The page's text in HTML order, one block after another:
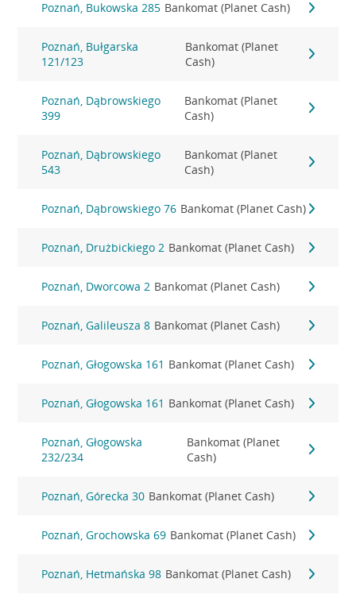
Poznań, Bukowska 285 Bankomat (Planet Cash)
Poznań, Bułgarska
121/123
Bankomat (Planet
Cash)
Poznań, Dąbrowskiego
399
Bankomat (Planet
Cash)
Poznań, Dąbrowskiego
543
Bankomat (Planet
Cash)
Poznań, Dąbrowskiego 76 Bankomat (Planet Cash)
Poznań, Drużbickiego 2 Bankomat (Planet Cash)
Poznań, Dworcowa 2 Bankomat (Planet Cash)
Poznań, Galileusza 8 Bankomat (Planet Cash)
Poznań, Głogowska 161 Bankomat (Planet Cash)
Poznań, Głogowska 161 Bankomat (Planet Cash)
Poznań, Głogowska
232/234
Bankomat (Planet
Cash)
Poznań, Górecka 30 Bankomat (Planet Cash)
Poznań, Grochowska 69 Bankomat (Planet Cash)
Poznań, Hetmańska 98 Bankomat (Planet Cash)